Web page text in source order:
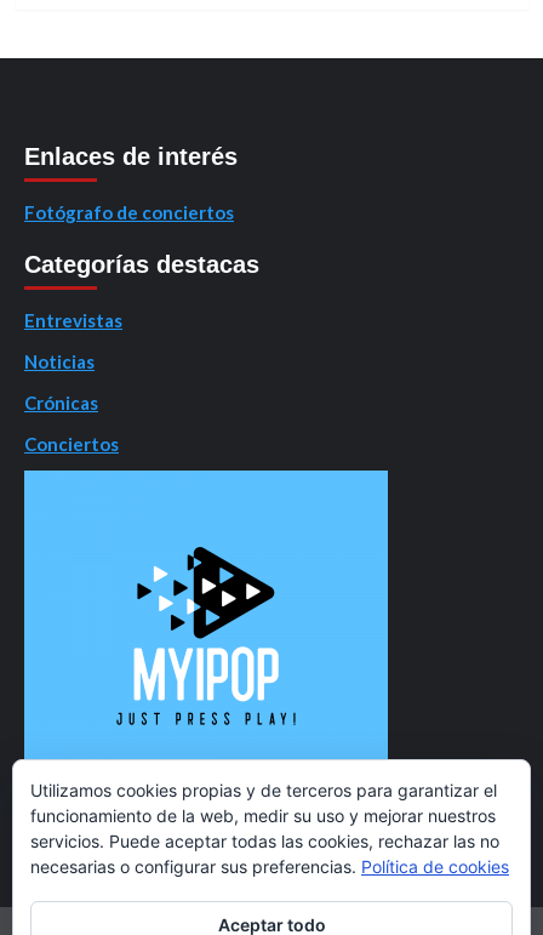
Enlaces de interés
Fotógrafo de conciertos
Categorías destacas
Entrevistas
Noticias
Crónicas
Conciertos
Utilizamos cookies propias y de terceros para garantizar el
funcionamiento de la web, medir su uso y mejorar nuestros
servicios. Puede aceptar todas las cookies, rechazar las no
necesarias o configurar sus preferencias. Política de cookies
Aceptar todo